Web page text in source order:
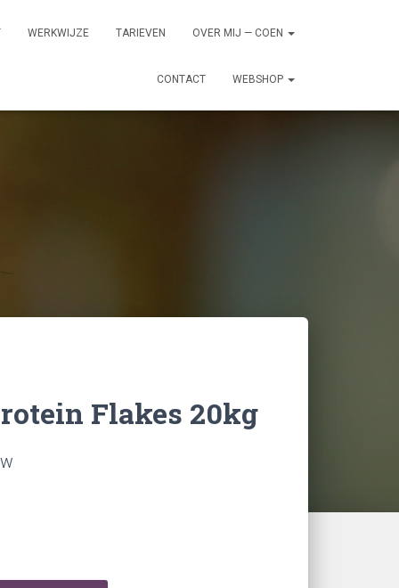
WERKWIJZE TARIEVEN OVER MIJ — COEN
CONTACT WEBSHOP
Flakes 20kg